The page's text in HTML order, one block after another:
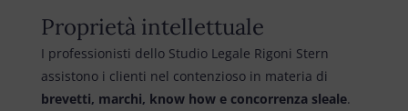
Proprietà intellettuale
I professionisti dello Studio Legale Rigoni Stern
assistono i clienti nel contenzioso in materia di
brevetti, marchi, know how e concorrenza sleale.